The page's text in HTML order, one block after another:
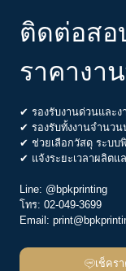
ติดต่อสอ
ราคางา
✔ รองรับงานด่วนและ
✔ รองรับทั้งงานจำนว
✔ ช่วยเลือกวัสดุ ระบบ
✔ แจ้งระยะเวลาผลิตแ
Line: @bpkprinting
โทร: 02-049-3699
Email:
เช็คร